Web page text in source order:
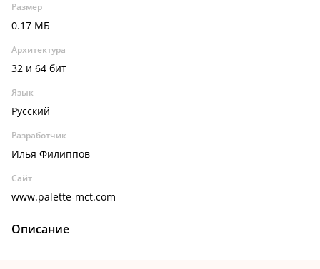
Размер
0.17 МБ
Архитектура
32 и 64 бит
Язык
Русский
Разработчик
Илья Филиппов
Сайт
www.palette-mct.com
Описание